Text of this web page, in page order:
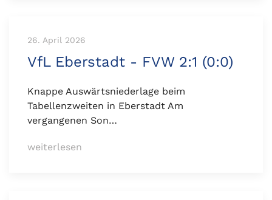
26. April 2026
VfL Eberstadt - FVW 2:1 (0:0)
Knappe Auswärtsniederlage beim
Tabellenzweiten in Eberstadt Am
vergangenen Son…
weiterlesen